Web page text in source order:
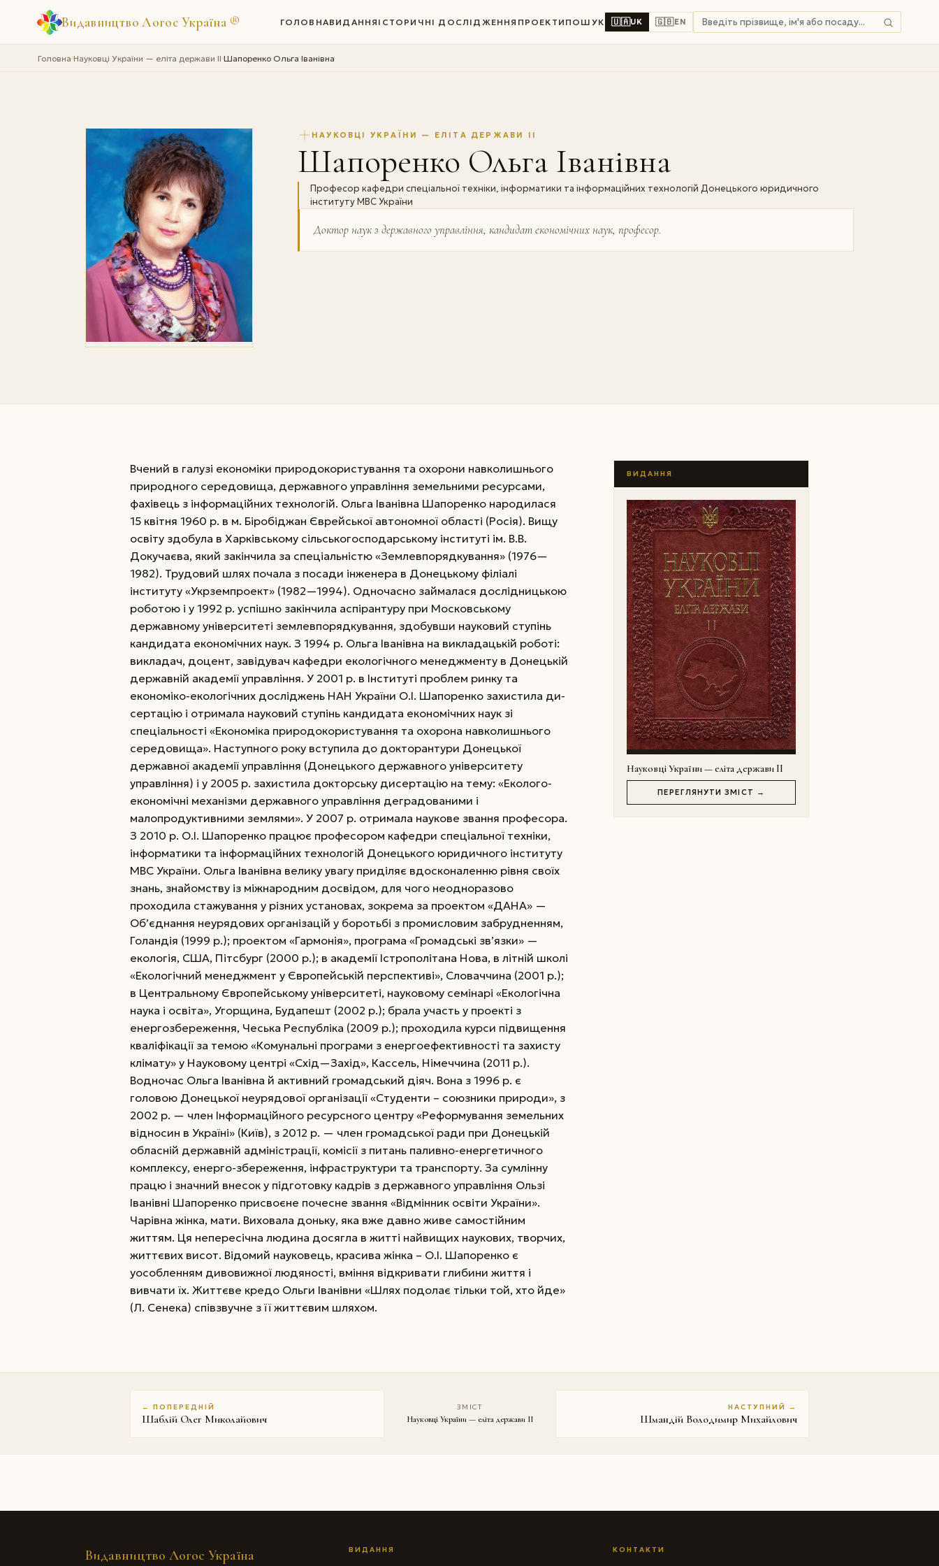
Видавництво Логос Україна ® ГОЛОВНАВИДАННЯ ІСТОРИЧНІ ДОСЛІДЖЕННЯ ПРОЕКТИ ПОШУК 🇺🇦UK 🇬🇧EN
Головна›Науковці України — еліта держави II›Шапоренко Ольга Iванівна
НАУКОВЦІ УКРАЇНИ — ЕЛІТА ДЕРЖАВИ II
Шапоренко Ольга Iванівна
Професор кафедри спеціальної техніки, інформатики та інформаційних технологій Донецького юридичного
інституту МВС України
Доктор наук з державного управління, кандидат економічних наук, професор.
Вчений в галузі економіки природокористування та охорони навколишнього
природного середовища, державного управління земельними ресурсами,
фахівець з інформаційних технологій. Ольга Іванівна Шапоренко народилася
15 квітня 1960 р. в м. Біробіджан Єврейської автономної області (Росія). Вищу
освіту здобула в Харківському сільськогосподарському інституті ім. В.В.
Докучаєва, який закінчила за спеціальністю «Землевпорядкування» (1976—
1982). Трудовий шлях почала з посади інженера в Донецькому філіалі
інституту «Укрземпроект» (1982—1994). Одночасно займалася дослідницькою
роботою і у 1992 р. успішно закінчила аспірантуру при Московському
державному університеті землевпорядкування, здобувши науковий ступінь
кандидата економічних наук. З 1994 р. Ольга Іванівна на викладацькій роботі:
викладач, доцент, завідувач кафедри екологічного менеджменту в Донецькій
державній академії управління. У 2001 р. в Інституті проб­лем ринку та
економіко-екологічних досліджень НАН України О.І. Шапоренко захистила ди-
сертацію і отримала науковий ступінь кандидата економічних наук зі
спеціальності «Економіка природокористування та охорона навколишнього
середовища». Наступного року вступила до докторантури Донецької
державної академії управління (Донецького державного університету
управління) і у 2005 р. захистила докторську дисертацію на тему: «Еколого-
економічні механізми державного управління деградованими і
малопродуктивними землями». У 2007 р. отримала наукове звання професора.
З 2010 р. О.І. Шапоренко працює професором кафедри спеціальної техніки,
інформатики та інформаційних технологій Донецького юридичного інституту
МВС України. Ольга Іванівна велику увагу приділяє вдосконаленню рівня своїх
знань, знайомству із міжнародним досвідом, для чого неодноразово
проходила стажування у різних установах, зокрема за проектом «ДАНА» —
Об’єднання неурядових організацій у боротьбі з промисловим забрудненням,
Голандія (1999 р.); проектом «Гармонія», програма «Громадські зв’язки» —
екологія, США, Пітсбург (2000 р.); в академії Істрополітана Нова, в літній школі
«Екологічний менеджмент у Європейській перспективі», Словаччина (2001 р.);
в Центральному Європейському університеті, науковому семінарі «Екологічна
наука і освіта», Угорщина, Будапешт (2002 р.); брала участь у проекті з
енергозбереження, Чеська Республіка (2009 р.); проходила курси підвищення
кваліфікації за темою «Комунальні програми з енергоефективності та захисту
клімату» у Науковому центрі «Схід—Захід», Кассель, Німеччина (2011 р.).
Водночас Ольга Іванівна й активний громадський діяч. Вона з 1996 р. є
головою Донецької неурядової організації «Студенти – союзники природи», з
2002 р. — член Інформаційного ресурсного центру «Реформування земельних
відносин в Україні» (Київ), з 2012 р. — член громадської ради при Донецькій
обласній державній адміністрації, комісії з питань паливно-енергетичного
комплексу, енерго-збереження, інфраструктури та транспорту. За сумлінну
працю і значний внесок у підготовку кадрів з державного управління Ользі
Іванівні Шапоренко присвоєне почесне звання «Відмінник освіти України».
Чарівна жінка, мати. Виховала доньку, яка вже давно живе самостійним
життям. Ця непересічна людина досягла в житті найвищих наукових, творчих,
життєвих висот. Відомий науковець, красива жінка – О.І. Шапоренко є
уособленням дивовижної людяності, вміння відкривати глибини життя і
вивчати їх. Життєве кредо Ольги Іванівни «Шлях подолає тільки той, хто йде»
(Л. Сенека) співзвучне з її життєвим шляхом.
ВИДАННЯ
Науковці України — еліта держави II
ПЕРЕГЛЯНУТИ ЗМІСТ →
← ПОПЕРЕДНІЙ
Шаблій Олег Миколайович
ЗМІСТ
Науковці України — еліта держави II
НАСТУПНИЙ →
Шмандій Володимир Михайлович
Видавництво Логос Україна ВИДАННЯ КОНТАКТИ